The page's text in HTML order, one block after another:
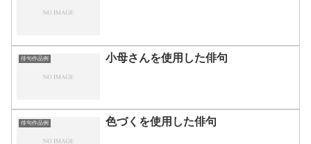
俳句作品例 小母さんを使用した俳句
俳句作品例 色づくを使用した俳句